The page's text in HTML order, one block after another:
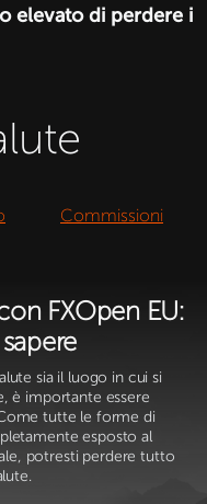
elevato di perdere i
Commissioni
FXOpen EU:
sia il luogo in cui si
è importante essere
tutte le forme di
esposto al
potresti perdere tutto